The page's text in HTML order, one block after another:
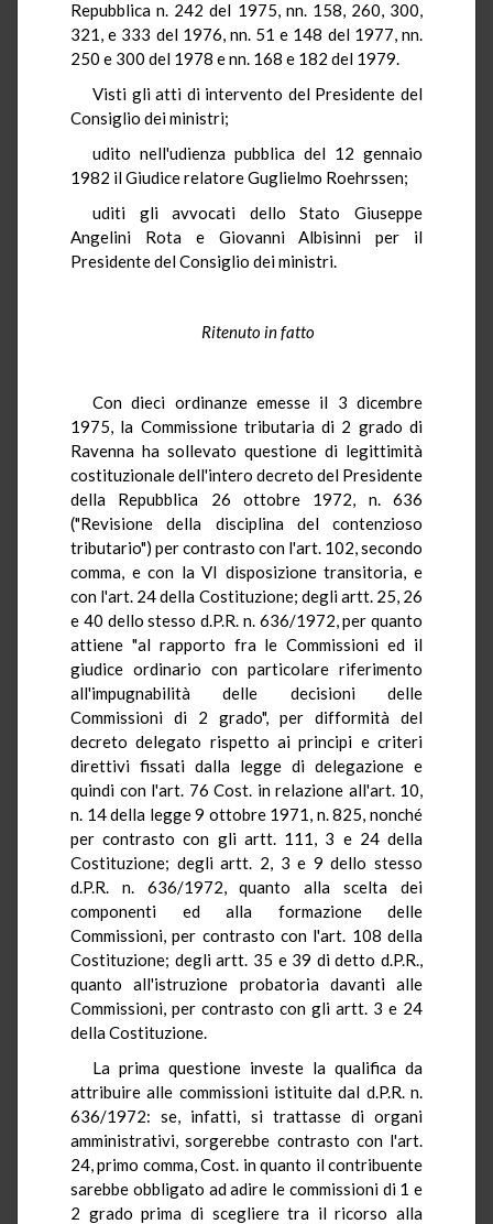
Repubblica n. 242 del 1975, nn. 158, 260, 300,
321, e 333 del 1976, nn. 51 e 148 del 1977, nn.
250 e 300 del 1978 e nn. 168 e 182 del 1979.
Visti gli atti di intervento del Presidente del
Consiglio dei ministri;
udito nell'udienza pubblica del 12 gennaio
1982 il Giudice relatore Guglielmo Roehrssen;
uditi gli avvocati dello Stato Giuseppe
Angelini Rota e Giovanni Albisinni per il
Presidente del Consiglio dei ministri.
Ritenuto in fatto
Con dieci ordinanze emesse il 3 dicembre
1975, la Commissione tributaria di 2 grado di
Ravenna ha sollevato questione di legittimità
costituzionale dell'intero decreto del Presidente
della Repubblica 26 ottobre 1972, n. 636
("Revisione della disciplina del contenzioso
tributario") per contrasto con l'art. 102, secondo
comma, e con la VI disposizione transitoria, e
con l'art. 24 della Costituzione; degli artt. 25, 26
e 40 dello stesso d.P.R. n. 636/1972, per quanto
attiene "al rapporto fra le Commissioni ed il
giudice ordinario con particolare riferimento
all'impugnabilità delle decisioni delle
Commissioni di 2 grado", per difformità del
decreto delegato rispetto ai principi e criteri
direttivi fissati dalla legge di delegazione e
quindi con l'art. 76 Cost. in relazione all'art. 10,
n. 14 della legge 9 ottobre 1971, n. 825, nonché
per contrasto con gli artt. 111, 3 e 24 della
Costituzione; degli artt. 2, 3 e 9 dello stesso
d.P.R. n. 636/1972, quanto alla scelta dei
componenti ed alla formazione delle
Commissioni, per contrasto con l'art. 108 della
Costituzione; degli artt. 35 e 39 di detto d.P.R.,
quanto all'istruzione probatoria davanti alle
Commissioni, per contrasto con gli artt. 3 e 24
della Costituzione.
La prima questione investe la qualifica da
attribuire alle commissioni istituite dal d.P.R. n.
636/1972: se, infatti, si trattasse di organi
amministrativi, sorgerebbe contrasto con l'art.
24, primo comma, Cost. in quanto il contribuente
sarebbe obbligato ad adire le commissioni di 1 e
2 grado prima di scegliere tra il ricorso alla